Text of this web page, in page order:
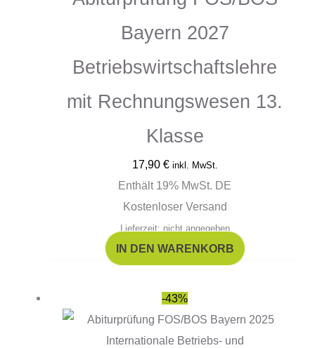
Bayern 2027
Betriebswirtschaftslehre
mit Rechnungswesen 13.
Klasse
17,90 € inkl. MwSt.
Enthält 19% MwSt. DE
Kostenloser Versand
Lieferzeit: nicht angegeben
IN DEN WARENKORB
-43%
Ursprünglicher
Preis
war:
Aktueller
Preis
ist: